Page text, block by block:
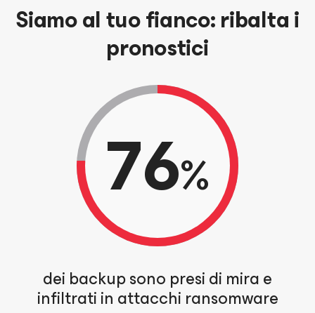
Siamo al tuo fianco: ribalta i
pronostici
76%
dei backup sono presi di mira e
infiltrati in attacchi ransomware